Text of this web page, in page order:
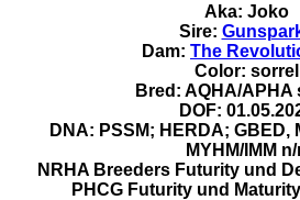
Aka: Joko
Sire:
Dam: The
Color: sorrel
Bred: AQHA/APHA
DOF:
DNA: PSSM; HERDA; GBED,
MYHM/IMM
NRHA Breeders Futurity und
PHCG Futurity und